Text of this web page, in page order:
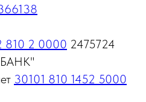
810 2 0000 2475724
30101 810 1452 5000